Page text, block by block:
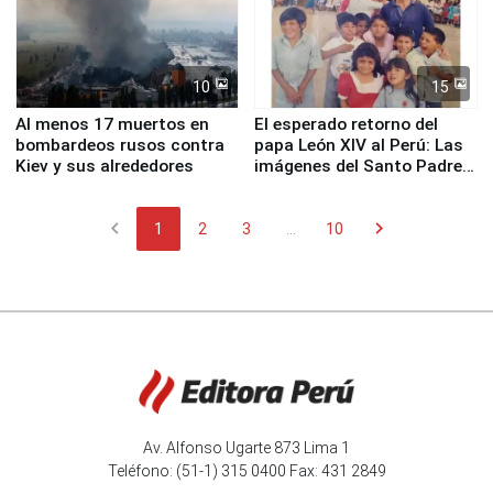
10
Al menos 17 muertos en
bombardeos rusos contra
Kiev y sus alrededores
15
El esperado retorno del
papa León XIV al Perú: Las
imágenes del Santo Padre
chevron_left 1 2 3 10 chevron_right
Av. Alfonso Ugarte 873 Lima 1
Teléfono: (51-1) 315 0400 Fax: 431 2849